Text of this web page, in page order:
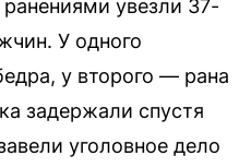
увезли 37-
У одного
у второго — рана
задержали спустя
уголовное дело